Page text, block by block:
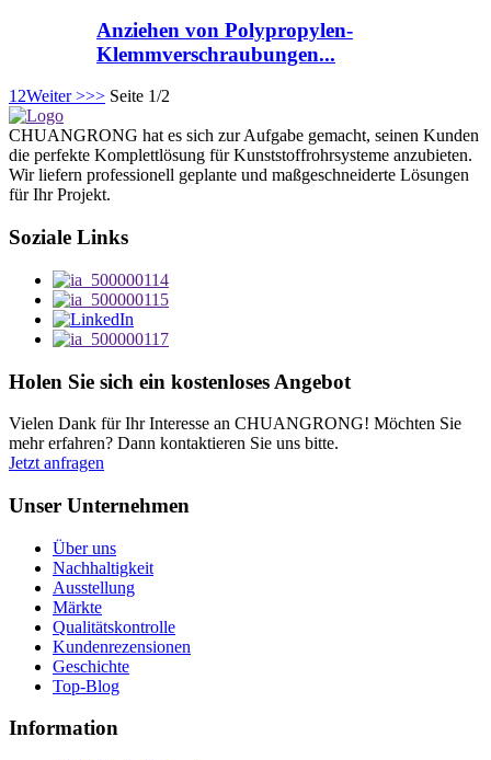
Anziehen von Polypropylen-
Klemmverschraubungen...
12Weiter >>> Seite 1/2
CHUANGRONG hat es sich zur Aufgabe gemacht, seinen Kunden
die perfekte Komplettlösung für Kunststoffrohrsysteme anzubieten.
Wir liefern professionell geplante und maßgeschneiderte Lösungen
für Ihr Projekt.
Soziale Links
Holen Sie sich ein kostenloses Angebot
Vielen Dank für Ihr Interesse an CHUANGRONG! Möchten Sie
mehr erfahren? Dann kontaktieren Sie uns bitte.
Jetzt anfragen
Unser Unternehmen
Über uns
Nachhaltigkeit
Ausstellung
Märkte
Qualitätskontrolle
Kundenrezensionen
Geschichte
Top-Blog
Information